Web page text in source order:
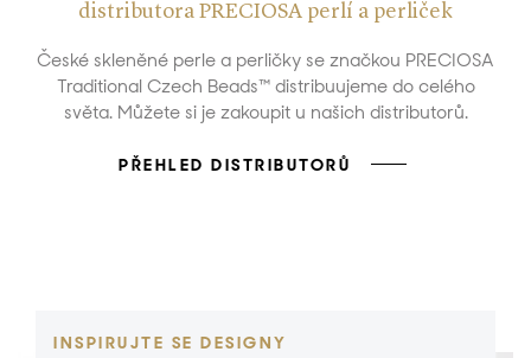
distributora PRECIOSA perlí a perliček
České skleněné perle a perličky se značkou PRECIOSA
Traditional Czech Beads™ distribuujeme do celého
světa. Můžete si je zakoupit u našich distributorů.
PŘEHLED DISTRIBUTORŮ
INSPIRUJTE SE DESIGNY